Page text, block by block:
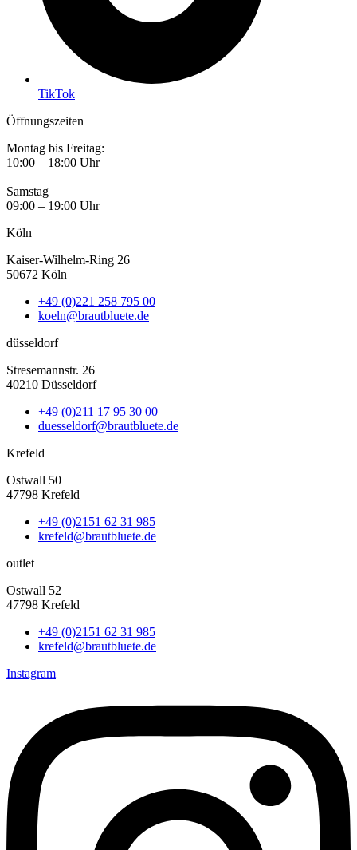
TikTok
Öffnungszeiten
Montag bis Freitag:
10:00 – 18:00 Uhr
Samstag
09:00 – 19:00 Uhr
Köln
Kaiser-Wilhelm-Ring 26
50672 Köln
+49 (0)221 258 795 00
koeln@brautbluete.de
düsseldorf
Stresemannstr. 26
40210 Düsseldorf
+49 (0)211 17 95 30 00
duesseldorf@brautbluete.de
Krefeld
Ostwall 50
47798 Krefeld
+49 (0)2151 62 31 985
krefeld@brautbluete.de
outlet
Ostwall 52
47798 Krefeld
+49 (0)2151 62 31 985
krefeld@brautbluete.de
Instagram